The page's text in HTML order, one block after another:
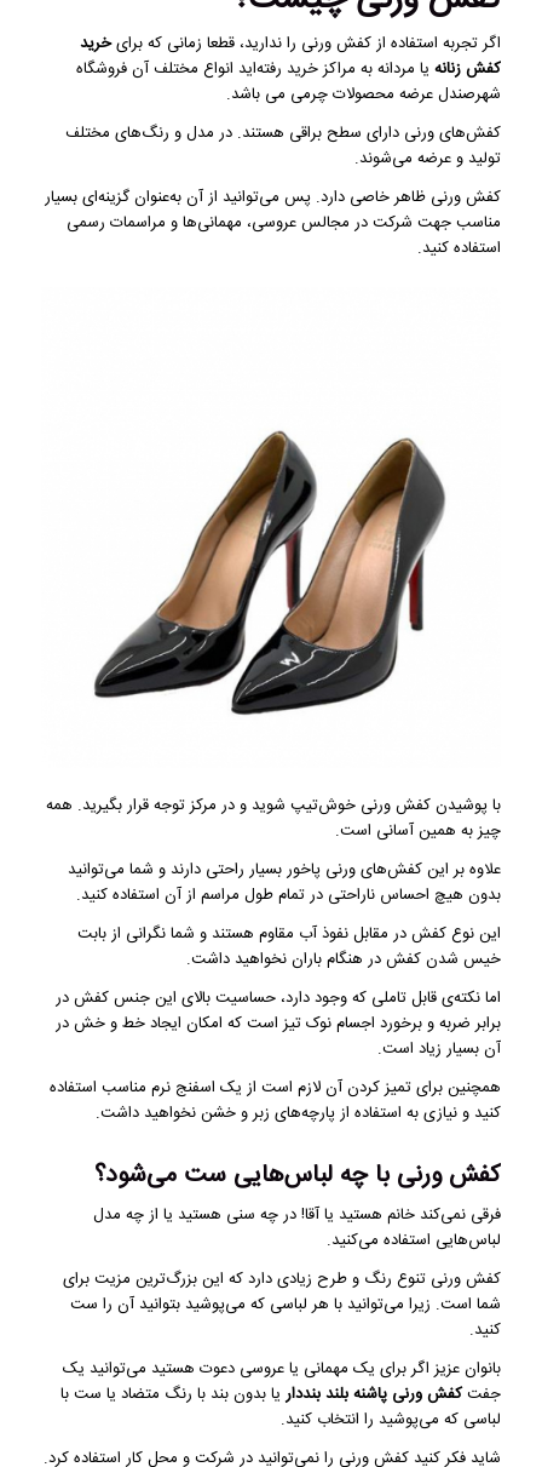
اگر تجربه استفاده از کفش ورنی را ندارید، قطعا زمانی‌ که برایخرید
کفش زنانهیا مردانه به مراکز خرید رفته‌اید انواع مختلف آن فروشگاه‌
شهرصندل عرضه محصولات چرمی می باشد.
کفش‌های ورنی دارای سطح براقی هستند. در مدل و رنگ‌های مختلف
تولید و عرضه می‌شوند.
کفش ورنی‌ ظاهر خاصی دارد. پس می‌توانید از آن به‌عنوان گزینه‌ای بسیار
مناسب جهت شرکت در مجالس عروسی، مهمانی‌ها و مراسمات رسمی
استفاده کنید.
با پوشیدن کفش ورنی خوش‌تیپ شوید و در مرکز توجه قرار بگیرید. همه
چیز به همین آسانی است.
علاوه بر این کفش‌های ورنی پاخور بسیار راحتی دارند و شما می‌توانید
بدون هیچ احساس ناراحتی در تمام طول مراسم از آن استفاده کنید.
این نوع کفش‌ در مقابل نفوذ آب مقاوم هستند و شما نگرانی از بابت
خیس شدن کفش در هنگام باران نخواهید داشت.
اما نکته‌‌ی قابل تاملی که وجود دارد، حساسیت بالای این جنس کفش در
برابر ضربه و برخورد اجسام نوک تیز است که امکان ایجاد خط و خش در
آن بسیار زیاد است.
همچنین برای تمیز کردن آن لازم است از یک اسفنج نرم مناسب استفاده
کنید و نیازی به استفاده از پارچه‌های زبر و خشن نخواهید داشت.
کفش ورنی با چه لباس‌هایی ست می‌شود؟
فرقی نمی‌کند خانم هستید یا آقا! در چه سنی هستید یا از چه مدل
لباس‌هایی استفاده می‌کنید.
کفش ورنی تنوع رنگ و طرح زیادی دارد که این بزرگ‌ترین مزیت برای
شما است. زیرا می‌توانید با هر لباسی که می‌پوشید بتوانید آن را ست
کنید.
بانوان عزیز اگر برای یک مهمانی یا عروسی دعوت هستید می‌توانید یک
جفتکفش ورنی پاشنه بلند بندداریا بدون بند با رنگ متضاد یا ست با
لباسی که می‌پوشید را انتخاب کنید.
شاید فکر کنید کفش ورنی را نمی‌توانید در شرکت و محل کار استفاده کرد.